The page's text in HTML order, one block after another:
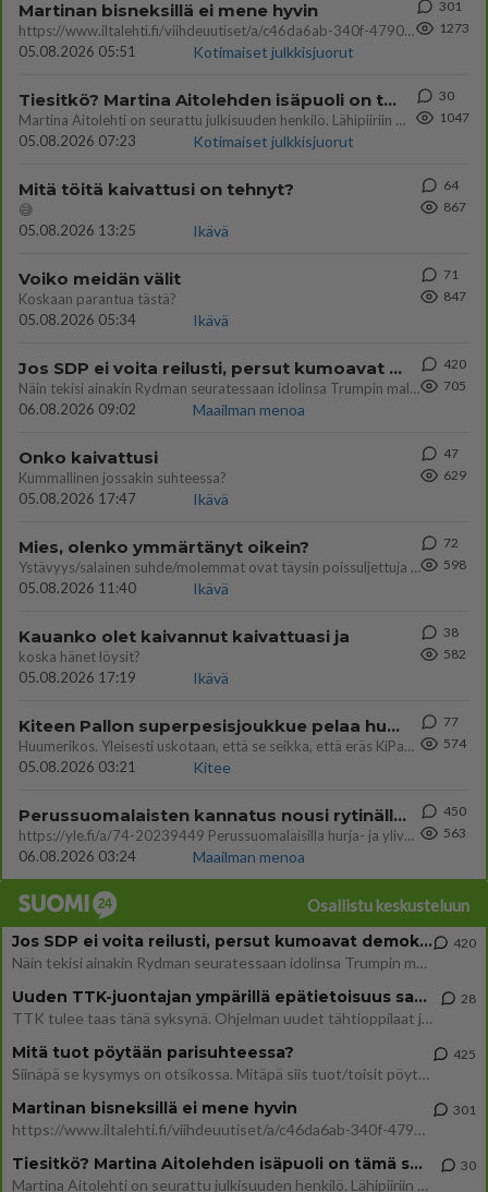
Martinan bisneksillä ei mene hyvin
https://www.iltalehti.fi/viihdeuutiset/a/c46da6ab-340f-4790-aaa7-0865eed2336 Yrityksen konkurssihakemus on tullut kärä
05.08.2026 05:51
Kotimaiset julkkisjuorut
301
1273
Tiesitkö? Martina Aitolehden isäpuoli on tämä suosittu laulaja
Martina Aitolehti on seurattu julkisuuden henkilö. Lähipiiriin mahtuu muitakin tunnettuja henkilöitä. Tiesitkö, että Ma
05.08.2026 07:23
Kotimaiset julkkisjuorut
30
1047
Mitä töitä kaivattusi on tehnyt?
😅
05.08.2026 13:25
Ikävä
64
867
Voiko meidän välit
Koskaan parantua tästä?
05.08.2026 05:34
Ikävä
71
847
Jos SDP ei voita reilusti, persut kumoavat demokratian Suomesta
Näin tekisi ainakin Rydman seuratessaan idolinsa Trumpin mallia https://www.is.fi/politiikka/art-2000012187244.html
06.08.2026 09:02
Maailman menoa
420
705
Onko kaivattusi
Kummallinen jossakin suhteessa?
05.08.2026 17:47
Ikävä
47
629
Mies, olenko ymmärtänyt oikein?
Ystävyys/salainen suhde/molemmat ovat täysin poissuljettuja asioita? Nainen
05.08.2026 11:40
Ikävä
72
598
Kauanko olet kaivannut kaivattuasi ja
koska hänet löysit?
05.08.2026 17:19
Ikävä
38
582
Kiteen Pallon superpesisjoukkue pelaa huumeiden vaikutuksen alaisena
Huumerikos. Yleisesti uskotaan, että se seikka, että eräs KiPan pelaaja kärähtää huumeista, on vain jäävuoren huippu. M
05.08.2026 03:21
Kitee
77
574
Perussuomalaisten kannatus nousi rytinällä Ylen tänään julkaisemassa tuoreimmassa gallup-kyselyssä.
https://yle.fi/a/74-20239449 Perussuomalaisilla hurja- ja ylivoimaisesti suurin nousu tässä uudessa Ylen gallupissa. Kyl
06.08.2026 03:24
Maailman menoa
450
563
Osallistu keskusteluun
Jos SDP ei voita reilusti, persut kumoavat demokratian Suomesta
Näin tekisi ainakin Rydman seuratessaan idolinsa Trumpin mallia https://www.is.fi/politiikka/art-2000012187244.html
420
Uuden TTK-juontajan ympärillä epätietoisuus sakenee - Nyt MTV hämmentää soppaa
TTK tulee taas tänä syksynä. Ohjelman uudet tähtioppilaat julkistetaan torstaina 6. elokuuta klo 14 alkavassa lehdistö
28
Mitä tuot pöytään parisuhteessa?
Siinäpä se kysymys on otsikossa. Mitäpä siis tuot/toisit pöytään parisuhteessa? Oletko mies vai nainen? Koetko sen mitä
425
Martinan bisneksillä ei mene hyvin
https://www.iltalehti.fi/viihdeuutiset/a/c46da6ab-340f-4790-aaa7-0865eed2336 Yrityksen konkurssihakemus on tullut kärä
301
Tiesitkö? Martina Aitolehden isäpuoli on tämä suosittu laulaja
Martina Aitolehti on seurattu julkisuuden henkilö. Lähipiiriin mahtuu muitakin tunnettuja henkilöitä. Tiesitkö, että Ma
30